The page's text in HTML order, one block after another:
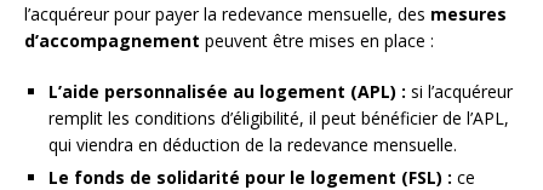
l’acquéreur pour payer la redevance mensuelle, des mesures
d’accompagnement peuvent être mises en place :
L’aide personnalisée au logement (APL) : si l’acquéreur
remplit les conditions d’éligibilité, il peut bénéficier de l’APL,
qui viendra en déduction de la redevance mensuelle.
Le fonds de solidarité pour le logement (FSL) : ce